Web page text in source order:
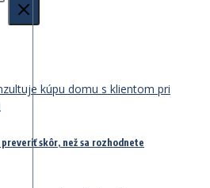
preveriť skôr, než sa rozhodnete